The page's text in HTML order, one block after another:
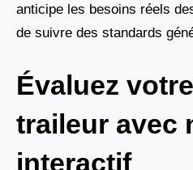
anticipe les besoins réels
de suivre des standards
Évaluez
traileur avec
interactif